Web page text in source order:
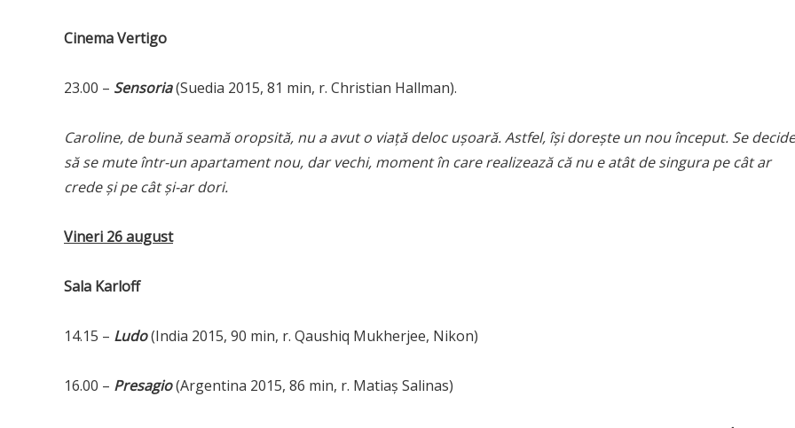
Cinema Vertigo
23.00 – Sensoria(Suedia 2015, 81 min, r. Christian Hallman).
Caroline, de bună seamă oropsită, nu a avut o viaţă deloc uşoară. Astfel, îşi doreşte un nou început. Se decide
să se mute într-un apartament nou, dar vechi, moment în care realizează că nu e atât de singura pe cât ar
crede şi pe cât şi-ar dori.
Vineri 26 august
Sala Karloff
14.15 – Ludo(India 2015, 90 min, r. Qaushiq Mukherjee, Nikon)
16.00 – Presagio(Argentina 2015, 86 min, r. Matiaş Salinas)